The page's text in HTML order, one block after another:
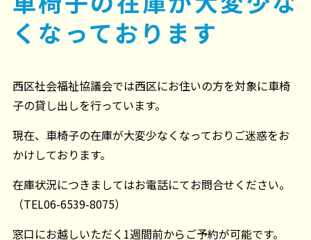
くなっております
西区社会福祉協議会では西区にお住いの方を対象に車椅
子の貸し出しを行っています。
現在、車椅子の在庫が大変少なくなっておりご迷惑をお
かけしております。
在庫状況につきましてはお電話にてお問合せください。
（TEL06-6539-8075）
窓口にお越しいただく1週間前からご予約が可能です。